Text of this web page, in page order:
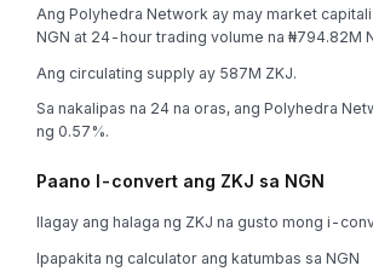
Ang Polyhedra Network ay may market
NGN at 24-hour trading volume na ₦794.82M
Ang circulating supply ay 587M ZKJ.
Sa nakalipas na 24 na oras, ang Polyhedra
ng 0.57%.
Paano I-convert ang ZKJ sa NGN
Ilagay ang halaga ng ZKJ na gusto mong i-
Ipapakita ng calculator ang katumbas sa NGN